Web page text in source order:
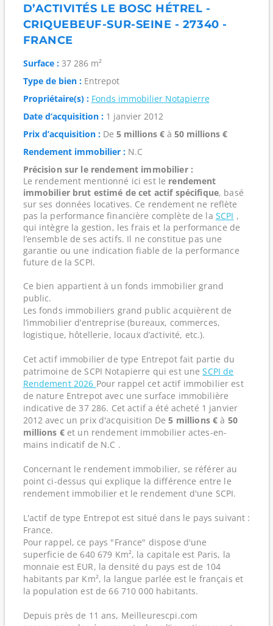
D’ACTIVITÉS LE BOSC HÉTREL -
CRIQUEBEUF-SUR-SEINE - 27340 -
FRANCE
Surface :37 286 m²
Type de bien :Entrepot
Propriétaire(s) : Fonds immobilier Notapierre
Date d’acquisition :1 janvier 2012
Prix d’acquisition :De 5 millions €à 50 millions €
Rendement immobilier :N.C
Précision sur le rendement immobilier :
Le rendement mentionné ici est le rendement
immobilier brut estimé de cet actif spécifique, basé
sur ses données locatives. Ce rendement ne reflète
pas la performance financière complète de la SCPI ,
qui intègre la gestion, les frais et la performance de
l’ensemble de ses actifs. Il ne constitue pas une
garantie ou une indication fiable de la performance
future de la SCPI.
Ce bien appartient à un fonds immobilier grand
public.
Les fonds immobiliers grand public acquièrent de
l’immobilier d’entreprise (bureaux, commerces,
logistique, hôtellerie, locaux d’activité, etc.).
Cet actif immobilier de type Entrepot fait partie du
patrimoine de SCPI Notapierre qui est uneSCPI de
Rendement 2026 Pour rappel cet actif immobilier est
de nature Entrepot avec une surface immobilière
indicative de 37 286. Cet actif a été acheté 1 janvier
2012 avec un prix d'acquisition De5 millions € à 50
millions €et un rendement immobilier actes-en-
mains indicatif de N.C .
Concernant le rendement immobilier, se référer au
point ci-dessus qui explique la différence entre le
rendement immobilier et le rendement d'une SCPI.
L'actif de type Entrepot est situé dans le pays suivant :
France.
Pour rappel, ce pays "France" dispose d'une
superficie de 640 679 Km², la capitale est Paris, la
monnaie est EUR, la densité du pays est de 104
habitants par Km², la langue parlée est le français et
la population est de 66 710 000 habitants.
Depuis près de 11 ans, Meilleurescpi.com